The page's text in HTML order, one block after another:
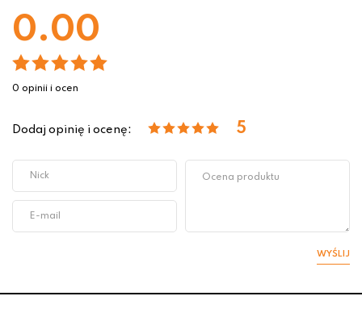
0.00
0 opinii i ocen
Dodaj opinię i ocenę: 5
WYŚLIJ